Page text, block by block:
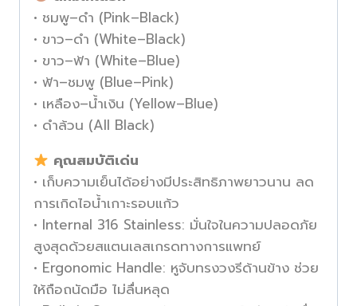
• ชมพู–ดำ (Pink–Black)
• ขาว–ดำ (White–Black)
• ขาว–ฟ้า (White–Blue)
• ฟ้า–ชมพู (Blue–Pink)
• เหลือง–น้ำเงิน (Yellow–Blue)
• ดำล้วน (All Black)
คุณสมบัติเด่น
• เก็บความเย็นได้อย่างมีประสิทธิภาพยาวนาน ลด
การเกิดไอน้ำเกาะรอบแก้ว
• Internal 316 Stainless: มั่นใจในความปลอดภัย
สูงสุดด้วยสแตนเลสเกรดทางการแพทย์
• Ergonomic Handle: หูจับทรงวงรีด้านข้าง ช่วย
ให้ถือถนัดมือ ไม่ลื่นหลุด